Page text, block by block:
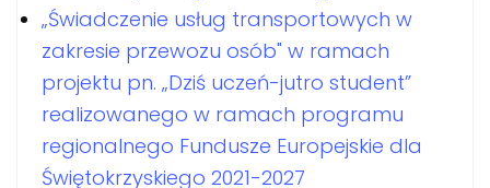
„Świadczenie usług transportowych w
zakresie przewozu osób" w ramach
projektu pn. „Dziś uczeń-jutro student”
realizowanego w ramach programu
regionalnego Fundusze Europejskie dla
Świętokrzyskiego 2021-2027